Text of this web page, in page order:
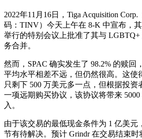
2022年11月16日，Tiga Acquisition Corp.
码：TINV）今天上午在 8-K 中宣布，其
举行的特别会议上批准了其与 LGBTQ+
务合并。
然而，SPAC 确实发生了 98.2% 的赎回
平均水平相差不远，但仍然很高。这使
只剩下 500 万美元多一点，但根据投
一项远期购买协议，该协议将带来
入。
由于该交易的最低现金条件为 1 亿美元
节有待解决。预计 Grindr 在交易结束时